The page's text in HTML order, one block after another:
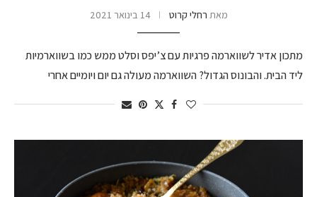
מאת רחלי קרוט 14 בינואר 2021
מתכון אדיר לשווארמה פרגיות עם צ’יפס וסלט ממש כמו בשווארמיות
ליד הבית. והבונוס הגדול? השווארמה מעולה גם יום ויומיים אחרי